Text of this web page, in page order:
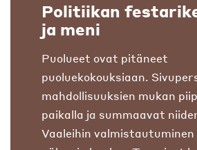
Politiikan
ja meni
Puolueet ovat pitäneet
puoluekokouksiaan.
mahdollisuuksien mukan
paikalla ja summaavat
Vaaleihin